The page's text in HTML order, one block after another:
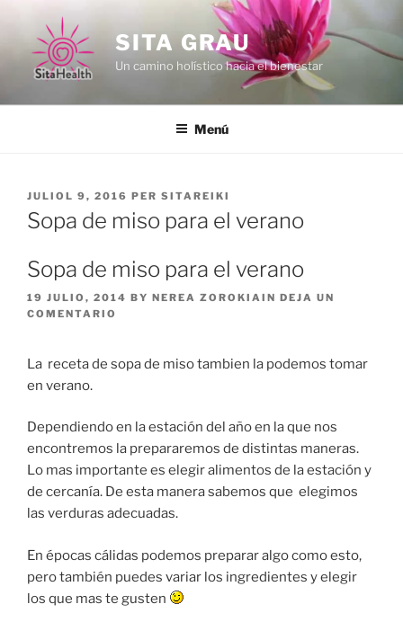
contingut
SITA GRAU
Un camino holístico hacia el bienestar
Menú
PUBLICAT
A
JULIOL 9, 2016 PER SITAREIKI
Sopa de miso para el verano
Sopa de miso para el verano
19 JULIO, 2014 BY NEREA ZOROKIAIN DEJA UN
COMENTARIO
La receta de sopa de miso tambien la podemos tomar
en verano.
Dependiendo en la estación del año en la que nos
encontremos la prepararemos de distintas maneras.
Lo mas importante es elegir alimentos de la estación y
de cercanía. De esta manera sabemos que elegimos
las verduras adecuadas.
En épocas cálidas podemos preparar algo como esto,
pero también puedes variar los ingredientes y elegir
los que mas te gusten